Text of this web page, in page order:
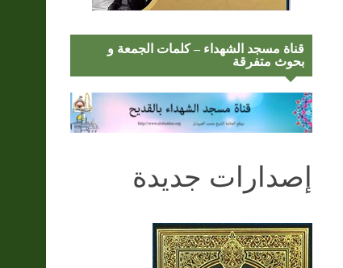
قناة مسجد الشهداء – كلمات الجمعة و
بحوث متفرقة
إصدارات جديدة